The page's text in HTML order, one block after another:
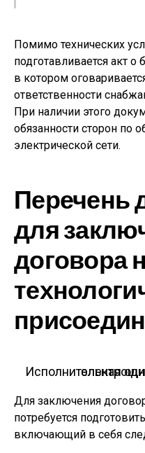
Помимо технических
подготавливается акт
в котором
ответственности
При наличии этого
обязанности сторон по
электрической сети.
Перечень
для
договора
Исполнительная однолинейная
Для заключения
потребуется
включающий в себя